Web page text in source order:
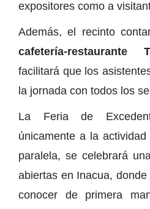
expositores como a
Además, el recinto
cafetería-restaurante
facilitará que los
la jornada con todos los
La Feria de
únicamente a la
paralela, se celebrará
abiertas en Inacua,
conocer de primera